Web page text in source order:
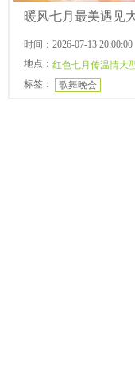
暖风七月最美遇见
时间：2026-07-13 20:00:00
地点： 红色七月传温情大
标签：
歌舞晚会